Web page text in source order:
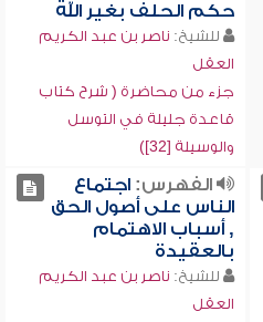
حكم الحلف بغير الله
للشيخ: ناصر بن عبد الكريم
العقل
جزء من محاضرة ( شرح كتاب
قاعدة جليلة في التوسل
والوسيلة [32])
الفهرس:اجتماع
الناس على أصول الحق
, أسباب الاهتمام
بالعقيدة
للشيخ: ناصر بن عبد الكريم
العقل